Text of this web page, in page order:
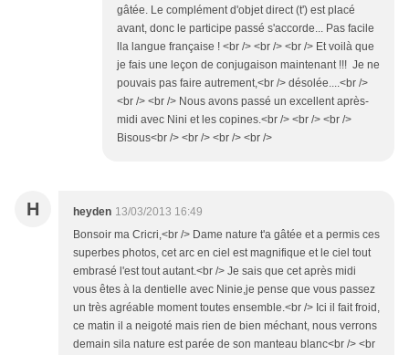
gâtée. Le complément d'objet direct (t') est placé
avant, donc le participe passé s'accorde... Pas facile
lla langue française ! <br /> <br /> <br /> Et voilà que
je fais une leçon de conjugaison maintenant !!! Je ne
pouvais pas faire autrement,<br /> désolée....<br />
<br /> <br /> Nous avons passé un excellent après-
midi avec Nini et les copines.<br /> <br /> <br />
Bisous<br /> <br /> <br /> <br />
H heyden 13/03/2013 16:49
Bonsoir ma Cricri,<br /> Dame nature t'a gâtée et a permis ces
superbes photos, cet arc en ciel est magnifique et le ciel tout
embrasé l'est tout autant.<br /> Je sais que cet après midi
vous êtes à la dentielle avec Ninie,je pense que vous passez
un très agréable moment toutes ensemble.<br /> Ici il fait froid,
ce matin il a neigoté mais rien de bien méchant, nous verrons
demain sila nature est parée de son manteau blanc<br /> <br